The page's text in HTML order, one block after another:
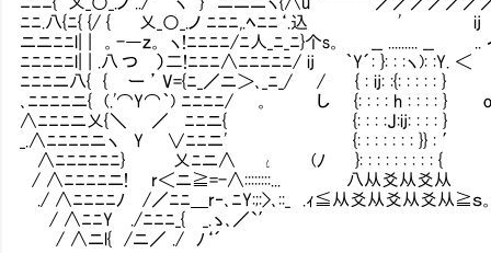
ﾆﾆ.八{ﾆ{ {/ { 乂_○_.ノ ﾆﾆﾆ,.ﾍﾆﾆ‘.込 ' ij
ニニﾆﾆl| | 。-―ｚ。 ヽ!ﾆﾆﾆﾆ/ﾆ人_ﾆ_ﾆ}个s。 __ .........
ﾆﾆﾆﾆﾆl| | .八 つ ） 二!ﾆﾆﾆ∧ﾆﾆﾆﾆﾆ/ ij ｀Y´: }: : :ヽ):
ﾆﾆﾆニ八{ { ー ’ V={ﾆ_／ニ＞､_ﾆ_/ / { : ij: :{: : : :
､ﾆﾆﾆﾆニ{ (.'⌒Y⌒｀) ﾆﾆﾆﾆ/ 。 し {: : : : h : :
∧ﾆﾆﾆニ乂{ ＼ ／ ﾆﾆニ{ {: : : :J:ij:
_.∧ﾆﾆﾆﾆニヽ Y ∨ﾆﾆニ' {: : : : : : : }}
∧ﾆﾆﾆﾆﾆﾆ} 乂ﾆニ∧ ι (ﾉ }: : : : : : :
/ ∧ﾆﾆﾆﾆニ! r＜ニ≧=-∧::::::::... 八从爻从爻
./ ∧ﾆﾆﾆﾆﾉ /／ﾆﾆ＿r‐､ﾆY:;:>､::_ .ｨ≦从爻从爻从爻从≧ｓ
/ ∧ﾆﾆY ./ﾆﾆﾆ_{ _.ゝ､／`′ ｀¨ﾆﾆ
/ ∧ニl{ /ニ／ ./ ﾉ‘´ ｀ヽ